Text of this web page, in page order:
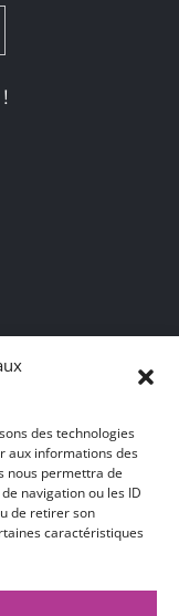
des technologies
aux informations des
nous permettra de
navigation ou les ID
de retirer son
caractéristiques
et horaires